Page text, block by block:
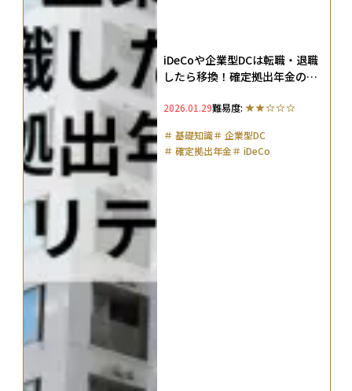
iDeCoや企業型DCは転職・退職
したら移換！確定拠出年金のポ
2026.01.29難易度:
＃ 基礎知識＃ 企業型DC
＃ 確定拠出年金＃ iDeCo